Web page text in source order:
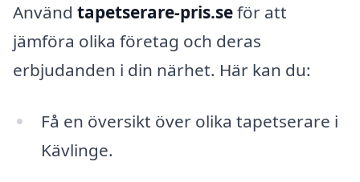
Använd tapetserare-pris.seför att
jämföra olika företag och deras
erbjudanden i din närhet. Här kan du:
Få en översikt över olika tapetserare i
Kävlinge.